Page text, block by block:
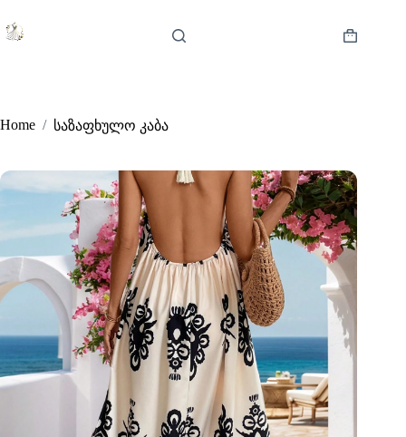
to
content
Shopping
Home / საზაფხულო კაბა